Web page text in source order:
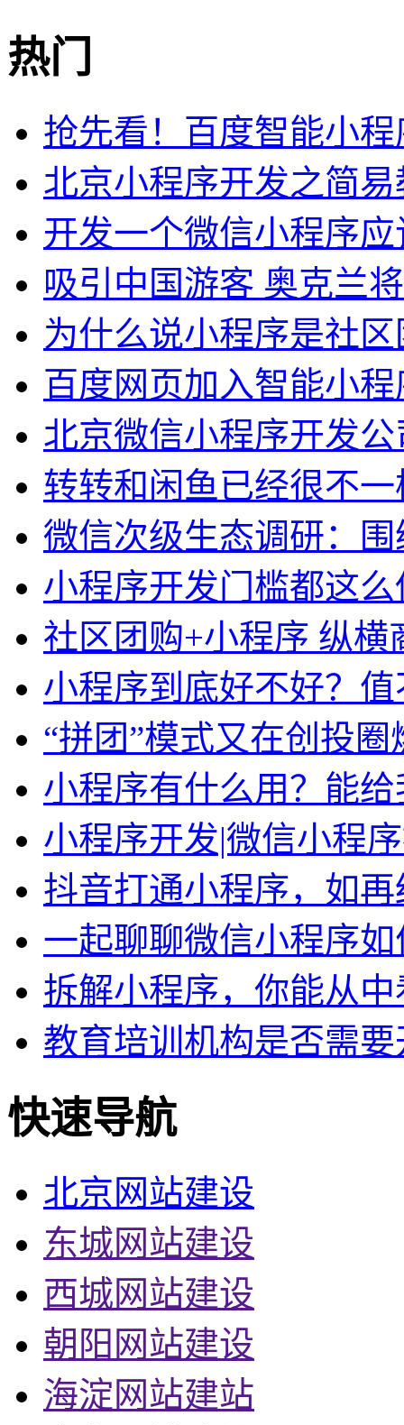
热门
抢先看！百度智能小
北京小程序开发之简
开发一个微信小程序
吸引中国游客 奥克兰
为什么说小程序是社
百度网页加入智能小
北京微信小程序开发
转转和闲鱼已经很不
微信次级生态调研：
小程序开发门槛都这
社区团购+小程序 纵横
小程序到底好不好？
“拼团”模式又在创投圈
小程序有什么用？能
小程序开发|微信小程
抖音打通小程序，如
一起聊聊微信小程序
拆解小程序，你能从
教育培训机构是否需
快速导航
北京网站建设
东城网站建设
西城网站建设
朝阳网站建设
海淀网站建站